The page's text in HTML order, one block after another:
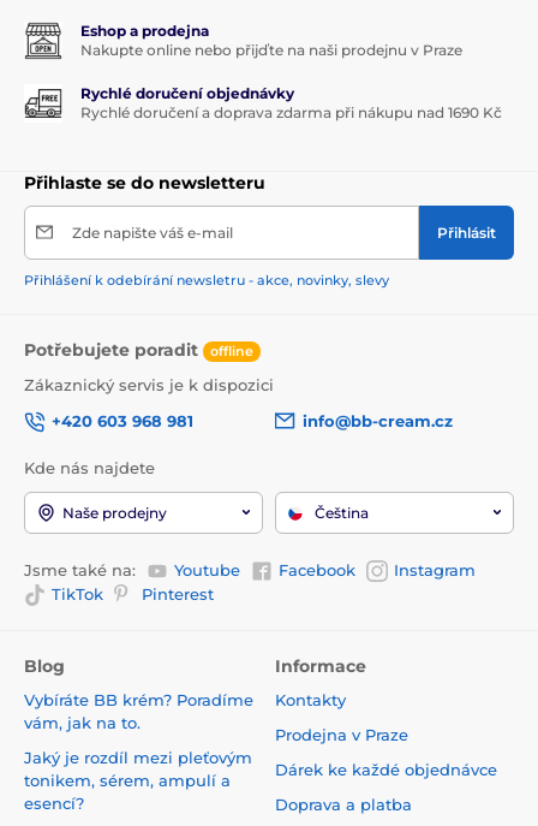
Eshop a prodejna
Nakupte online nebo přijďte na naši prodejnu v Praze
Rychlé doručení objednávky
Rychlé doručení a doprava zdarma při nákupu nad 1690 Kč
Přihlaste se do newsletteru
Zde napište váš e-mail Přihlásit
Přihlášení k odebírání newsletru - akce, novinky, slevy
Potřebujete poradit offline
Zákaznický servis je k dispozici
+420 603 968 981
info@bb-cream.cz
Kde nás najdete
Naše prodejny Čeština
Jsme také na: Youtube Facebook
Instagram
TikTok
Pinterest
Blog
Vybíráte BB krém? Poradíme
vám, jak na to.
Jaký je rozdíl mezi pleťovým
tonikem, sérem, ampulí a
esencí?
Informace
Kontakty
Prodejna v Praze
Dárek ke každé objednávce
Doprava a platba